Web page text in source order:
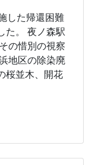
した帰還困難
た。 夜ノ森駅
の惜別の視察
地区の除染廃
桜並木、開花